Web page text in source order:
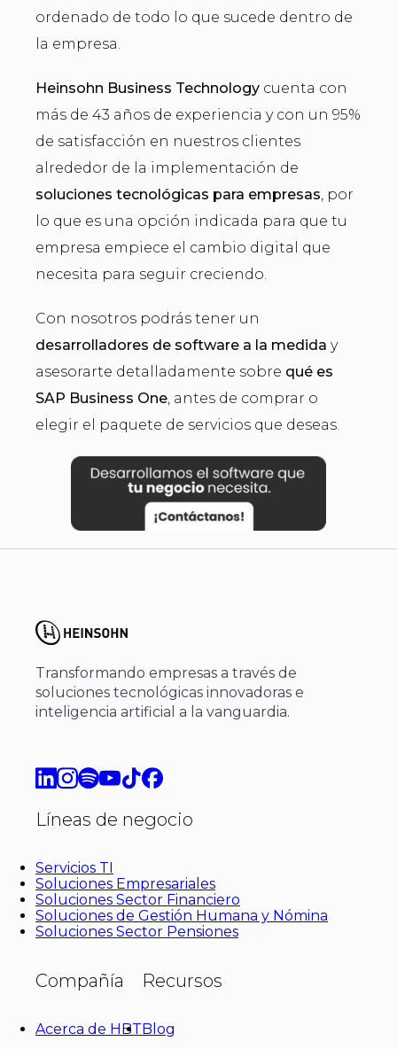
ordenado de todo lo que sucede dentro de
la empresa.
Heinsohn Business Technology cuenta con
más de 43 años de experiencia y con un 95%
de satisfacción en nuestros clientes
alrededor de la implementación de
soluciones tecnológicas para empresas, por
lo que es una opción indicada para que tu
empresa empiece el cambio digital que
necesita para seguir creciendo.
Con nosotros podrás tener un
desarrolladores de software a la medida y
asesorarte detalladamente sobre qué es
SAP Business One, antes de comprar o
elegir el paquete de servicios que deseas.
Transformando empresas a través de
soluciones tecnológicas innovadoras e
inteligencia artificial a la vanguardia.
Líneas de negocio
Servicios TI
Soluciones Empresariales
Soluciones Sector Financiero
Soluciones de Gestión Humana y Nómina
Soluciones Sector Pensiones
Compañía
Acerca de HBT
Recursos
Blog